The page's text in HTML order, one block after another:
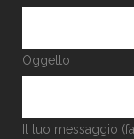
Oggetto
Il tuo messaggio